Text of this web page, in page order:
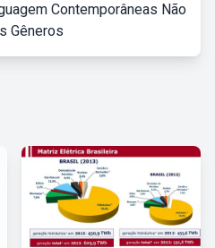
Contemporâneas Não
Gêneros